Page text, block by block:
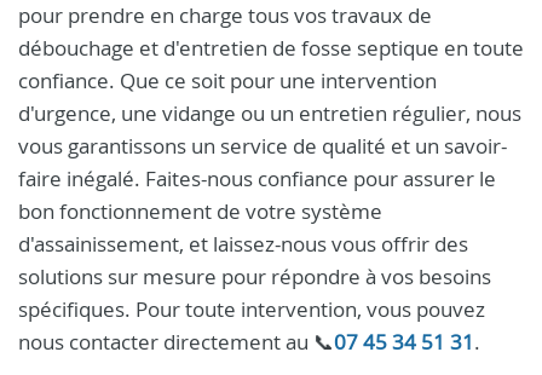
pour prendre en charge tous vos travaux de
débouchage et d'entretien de fosse septique en toute
confiance. Que ce soit pour une intervention
d'urgence, une vidange ou un entretien régulier, nous
vous garantissons un service de qualité et un savoir-
faire inégalé. Faites-nous confiance pour assurer le
bon fonctionnement de votre système
d'assainissement, et laissez-nous vous offrir des
solutions sur mesure pour répondre à vos besoins
spécifiques. Pour toute intervention, vous pouvez
nous contacter directement au 📞07 45 34 51 31.